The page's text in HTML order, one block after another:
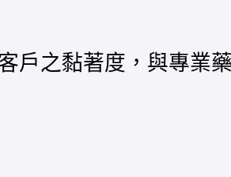
戶之黏著度，與專業